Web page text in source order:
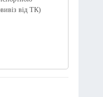
від ТК)